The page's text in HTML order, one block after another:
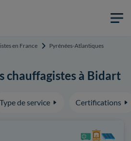
en France
Pyrénées-Atlantiques
chauffagistes à Bidart
Type de service Certifications